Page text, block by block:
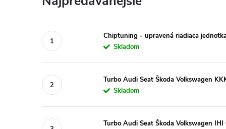
Chiptuning - upravená riadiaca
Skladom
Turbo Audi Seat Škoda Volkswagen
Skladom
Turbo Audi Seat Škoda Volkswagen